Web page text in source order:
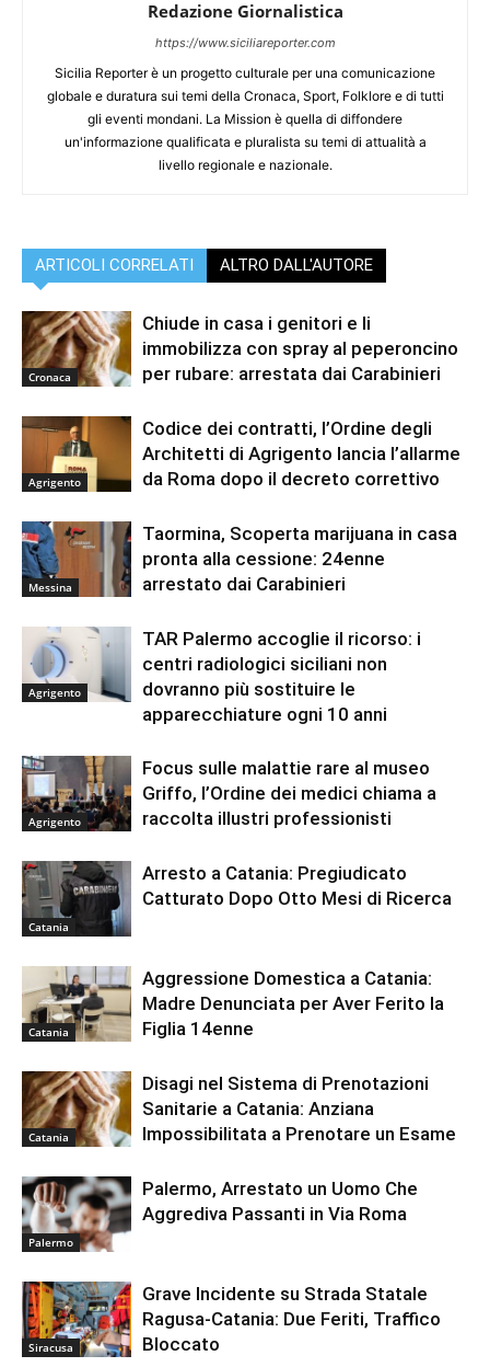
Redazione Giornalistica
https://www.siciliareporter.com
Sicilia Reporter è un progetto culturale per una comunicazione
globale e duratura sui temi della Cronaca, Sport, Folklore e di tutti
gli eventi mondani. La Mission è quella di diffondere
un'informazione qualificata e pluralista su temi di attualità a
livello regionale e nazionale.
ARTICOLI CORRELATI ALTRO DALL'AUTORE
Cronaca
Chiude in casa i genitori e li
immobilizza con spray al peperoncino
per rubare: arrestata dai Carabinieri
Agrigento
Codice dei contratti, l’Ordine degli
Architetti di Agrigento lancia l’allarme
da Roma dopo il decreto correttivo
Messina
Taormina, Scoperta marijuana in casa
pronta alla cessione: 24enne
arrestato dai Carabinieri
Agrigento
TAR Palermo accoglie il ricorso: i
centri radiologici siciliani non
dovranno più sostituire le
apparecchiature ogni 10 anni
Agrigento
Focus sulle malattie rare al museo
Griffo, l’Ordine dei medici chiama a
raccolta illustri professionisti
Catania
Arresto a Catania: Pregiudicato
Catturato Dopo Otto Mesi di Ricerca
Catania
Aggressione Domestica a Catania:
Madre Denunciata per Aver Ferito la
Figlia 14enne
Catania
Disagi nel Sistema di Prenotazioni
Sanitarie a Catania: Anziana
Impossibilitata a Prenotare un Esame
Palermo
Palermo, Arrestato un Uomo Che
Aggrediva Passanti in Via Roma
Siracusa
Grave Incidente su Strada Statale
Ragusa-Catania: Due Feriti, Traffico
Bloccato